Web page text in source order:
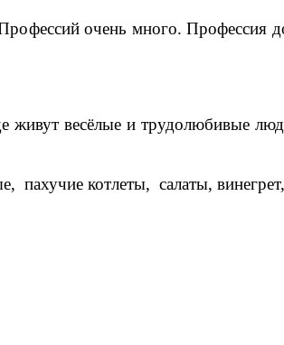
очень много. Профессия
весёлые и трудолюбивые
пахучие котлеты, салаты,